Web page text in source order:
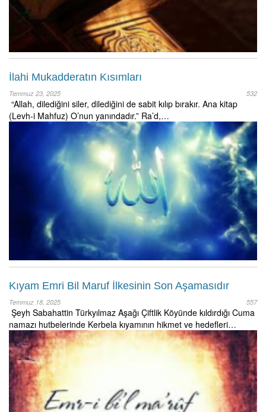
İlahi Mukadderatın Kısımları
Temmuz 23, 2025 532
“Allah, dilediğini siler, dilediğini de sabit kılıp bırakır. Ana kitap
(Levh-i Mahfuz) O’nun yanındadır.” Ra’d,…
Kıyam Emri Bil Maruf İlkesinin Son Aşamasıdır
Temmuz 18, 2025 557
Şeyh Sabahattin Türkyılmaz Aşağı Çiftlik Köyünde kıldırdığı Cuma
namazı hutbelerinde Kerbela kıyamının hikmet ve hedefleri…